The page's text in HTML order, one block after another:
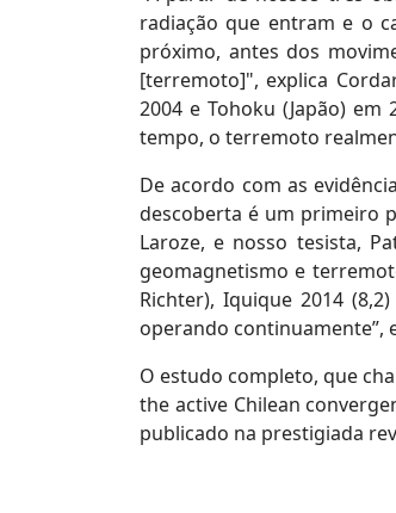
radiação que entram e o
próximo, antes dos
[terremoto]", explica
2004 e Tohoku (Japão)
tempo, o terremoto
De acordo com as
descoberta é um primeiro
Laroze, e nosso tesista,
geomagnetismo e
Richter), Iquique 2014
operando continuamente”,
O estudo completo, que
the active Chilean
publicado na prestigiada